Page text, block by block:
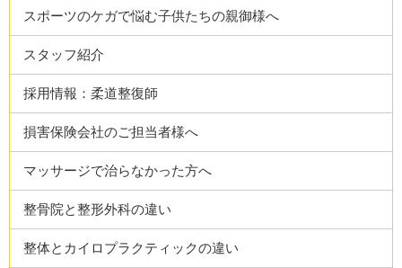
スポーツのケガで悩む子供たちの親御様へ
スタッフ紹介
採用情報：柔道整復師
損害保険会社のご担当者様へ
マッサージで治らなかった方へ
整骨院と整形外科の違い
整体とカイロプラクティックの違い